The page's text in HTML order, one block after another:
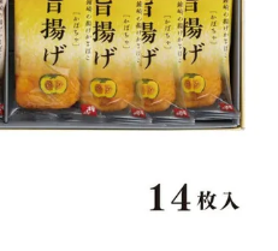
お魚たんぱくわんぱくセ
ット
ごはんのおとも